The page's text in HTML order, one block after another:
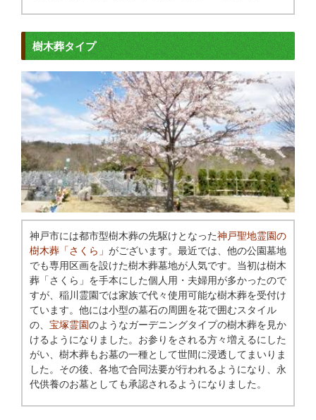
樹木葬タイプ
神戸市には都市型樹木葬の先駆けとなった神戸聖地霊園の
樹木葬「さくら」 がございます。最近では、他の公園墓地
でも専用区画を設けた樹木葬墓地が人気です。当初は樹木
葬「さくら」を手本にした個人用・夫婦用が多かったので
すが、稲川霊園では家族で代々使用可能な樹木葬を受付け
ています。他には小型の墓石の周囲を花で囲むスタイル
の、 宝塚霊園のようなガーデニングタイプの樹木葬を見か
けるようになりました。お参りをされる方々増えるにした
がい、樹木葬もお墓の一種として世間に浸透してまいりま
した。その後、各地で合同法要が行われるようになり、永
代供養のお墓としても承認されるようになりました。